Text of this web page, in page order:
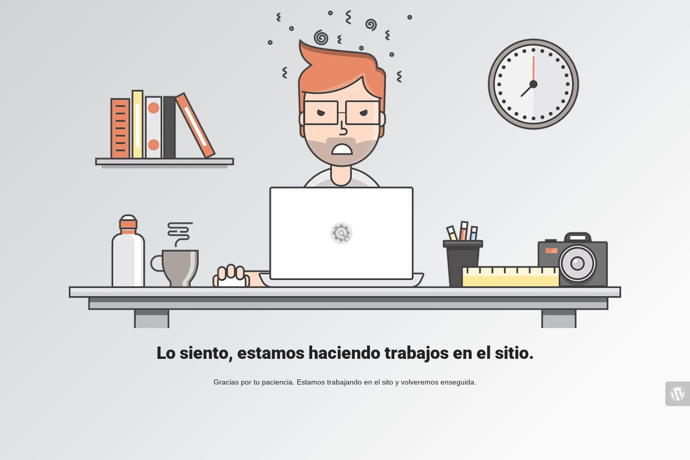
Lo siento, estamos haciendo trabajos en el sitio.
Gracias por tu paciencia. Estamos trabajando en el sito y volveremos enseguida.